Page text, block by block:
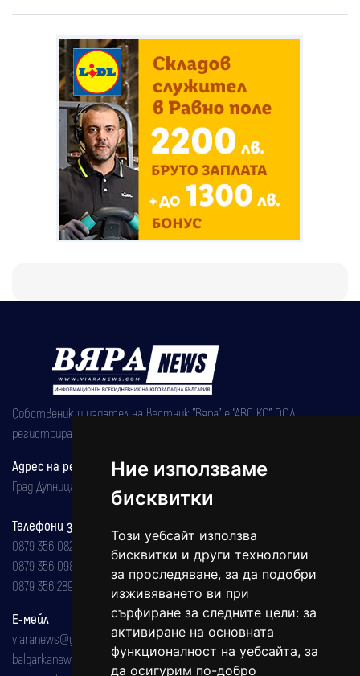
Ние използваме
бисквитки
Този уебсайт използва
бисквитки и други технологии
за проследяване, за да подобри
изживяването ви при
сърфиране за следните цели: за
активиране на основната
функционалност на уебсайта, за
да осигурим по-добро
Собственик и издател на вестник "Вяра" е "АВС КО" ООД,
регистрирана на 08.05.2002 година.
Адрес на редакцията
Град Дупница, ул.''Христо Ботев" 43
Телефони за реклама и абонаменти
0879 356 082
0879 356 098
0879 356 289
Е-мейл
viaranews@gmail.com
balgarkanews@gmail.com